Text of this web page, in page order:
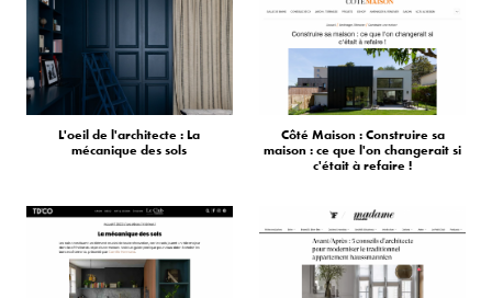
L'oeil de l'architecte : La
mécanique des sols
Côté Maison : Construire sa
maison : ce que l'on changerait si
c'était à refaire !